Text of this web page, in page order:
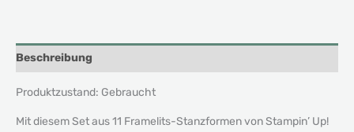
Beschreibung
Produktzustand: Gebraucht
Mit diesem Set aus 11 Framelits-Stanzformen von Stampin’ Up!